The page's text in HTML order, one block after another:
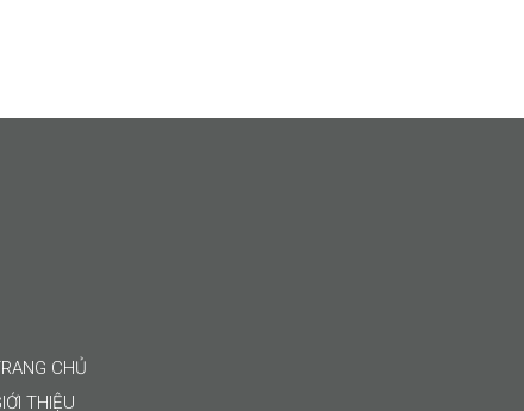
CHỦ
THIỆU